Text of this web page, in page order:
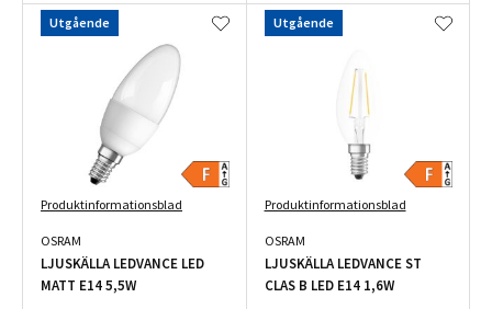
Produktinformationsblad
Utgående
OSRAM
LJUSKÄLLA LEDVANCE LED
MATT E14 5,5W
Produktinformationsblad
Utgående
OSRAM
LJUSKÄLLA LEDVANCE ST
CLAS B LED E14 1,6W